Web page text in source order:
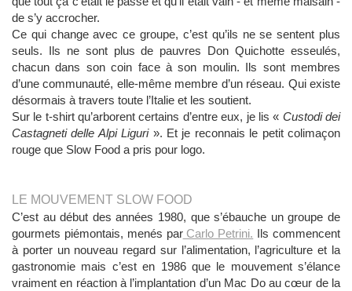
de s’y accrocher.
Ce qui change avec ce groupe, c’est qu’ils ne se sentent plus
seuls. Ils ne sont plus de pauvres Don Quichotte esseulés,
chacun dans son coin face à son moulin. Ils sont membres
d’une communauté, elle-même membre d’un réseau. Qui existe
désormais à travers toute l’Italie et les soutient.
Sur le t-shirt qu’arborent certains d’entre eux, je lis « Custodi dei
Castagneti delle Alpi Liguri». Et je reconnais le petit colimaçon
rouge que Slow Food a pris pour logo.
LE MOUVEMENT SLOW FOOD
C’est au début des années 1980, que s’ébauche un groupe de
gourmets piémontais, menés parCarlo Petrini. Ils commencent
à porter un nouveau regard sur l’alimentation, l’agriculture et la
gastronomie mais c’est en 1986 que le mouvement s’élance
vraiment en réaction à l’implantation d’un Mac Do au cœur de la